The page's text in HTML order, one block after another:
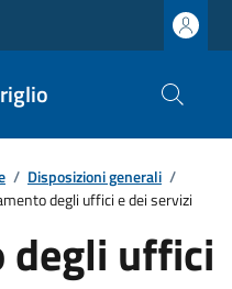
/ Disposizioni generali /
degli uffici e dei servizi
degli uffici